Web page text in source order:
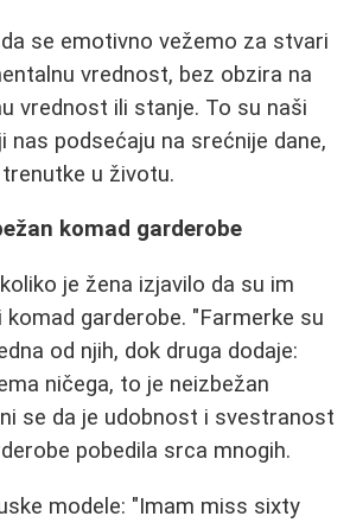
se emotivno vežemo za stvari
vrednost, bez obzira na
vrednost ili stanje. To su naši
nas podsećaju na srećnije dane,
u životu.
komad garderobe
je žena izjavilo da su im
garderobe. "Farmerke su
od njih, dok druga dodaje:
ničega, to je neizbežan
se da je udobnost i svestranost
pobedila srca mnogih.
modele: "Imam miss sixty